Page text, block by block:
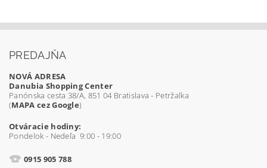
PREDAJŇA
NOVÁ ADRESA
Danubia Shopping Center
Panónska cesta 38/A, 851 04 Bratislava - Petržalka
(MAPA cez Google)
Otváracie hodiny:
Pondelok - Nedeľa 9:00 - 19:00
0915 905 788